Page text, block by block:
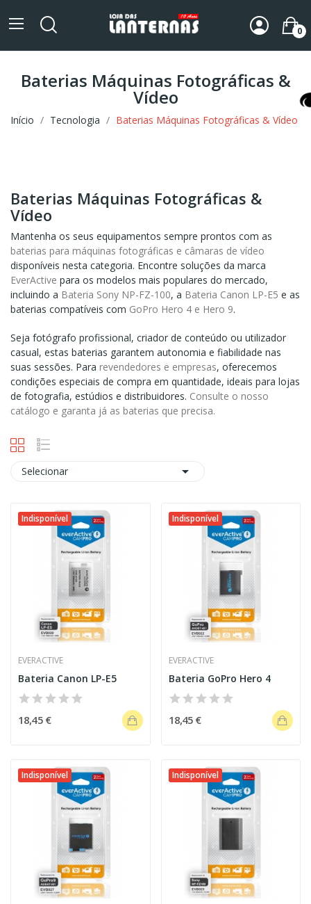
0
Baterias Máquinas Fotográficas &
Vídeo
Início Tecnologia Baterias Máquinas Fotográficas & Vídeo
Baterias Máquinas Fotográficas &
Vídeo
Mantenha os seus equipamentos sempre prontos com as
baterias para máquinas fotográficas e câmaras de vídeo
disponíveis nesta categoria. Encontre soluções da marca
EverActive para os modelos mais populares do mercado,
incluindo a Bateria Sony NP-FZ-100, a Bateria Canon LP-E5 e as
baterias compatíveis com GoPro Hero 4 e Hero 9.
Seja fotógrafo profissional, criador de conteúdo ou utilizador
casual, estas baterias garantem autonomia e fiabilidade nas
suas sessões. Para revendedores e empresas, oferecemos
condições especiais de compra em quantidade, ideais para lojas
de fotografia, estúdios e distribuidores. Consulte o nosso
catálogo e garanta já as baterias que precisa.
Selecionar 
Indisponível
EVERACTIVE
Bateria Canon LP-E5
18,45 €
Indisponível
EVERACTIVE
Bateria GoPro Hero 4
18,45 €
Indisponível Indisponível